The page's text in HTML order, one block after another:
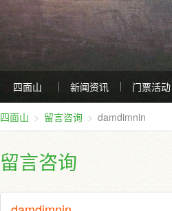
四面山 新闻资讯 门票活动
四面山 留言咨询 damdimnin
留言咨询